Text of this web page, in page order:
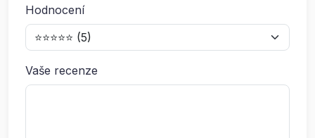
Hodnocení
Vaše recenze